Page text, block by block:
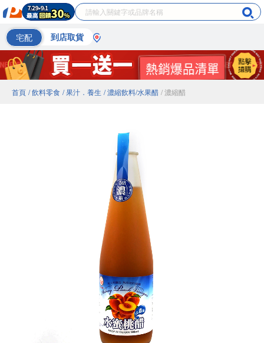
宅配 到店取貨
首頁 / 飲料零食 / 果汁．養生 / 濃縮飲料/水果醋 / 濃縮醋